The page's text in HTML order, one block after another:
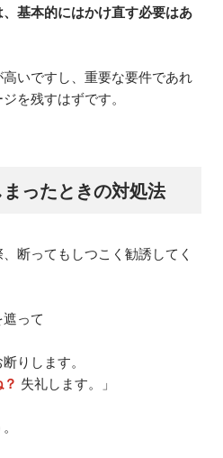
基本的にはかけ直す必要はあ
いですし、重要な要件であれ
を残すはずです。
ったときの対処法
断ってもしつこく勧誘してく
って
りします。
失礼します。」